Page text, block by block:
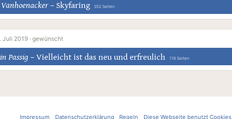
– Skyfaring 352 Seiten
Juli 2019 ·gewünscht
Passig – Vielleicht ist das neu und erfreulich 116 Seiten
Impressum Datenschutzerklärung Regeln Diese Webseite benutzt Cookies